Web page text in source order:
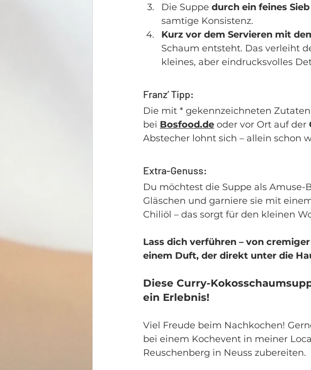
Die Suppe durch ein feines
samtige Konsistenz.
Kurz vor dem Servieren mit
Schaum entsteht. Das verleiht
kleines, aber eindrucksvolles
Franz’ Tipp:
Die mit * gekennzeichneten
bei Bosfood.de oder vor Ort auf der
Abstecher lohnt sich – allein schon
Extra-Genuss:
Du möchtest die Suppe als Amuse-
Gläschen und garniere sie mit
Chiliöl – das sorgt für den kleinen
Lass dich verführen – von
einem Duft, der direkt unter die
Diese Curry-
ein Erlebnis!
Viel Freude beim Nachkochen!
bei einem Kochevent in meiner
Reuschenberg in Neuss zubereiten.